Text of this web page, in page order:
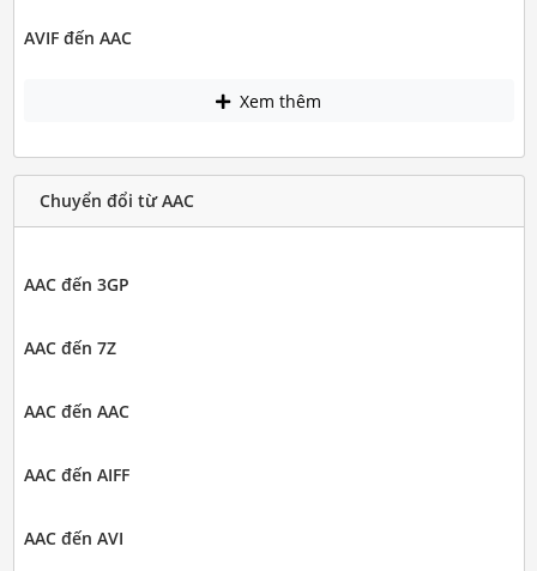
AVIF đến AAC
Xem thêm
Chuyển đổi từ AAC
AAC đến 3GP
AAC đến 7Z
AAC đến AAC
AAC đến AIFF
AAC đến AVI